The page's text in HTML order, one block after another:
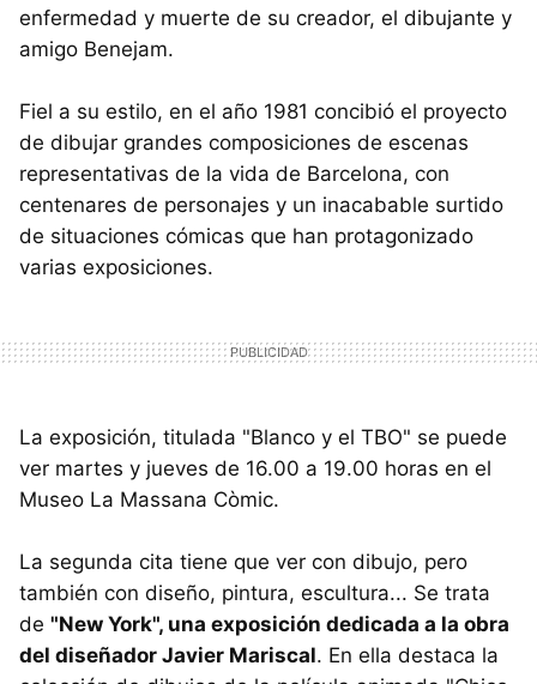
enfermedad y muerte de su creador, el dibujante y
amigo Benejam.
Fiel a su estilo, en el año 1981 concibió el proyecto
de dibujar grandes composiciones de escenas
representativas de la vida de Barcelona, con
centenares de personajes y un inacabable surtido
de situaciones cómicas que han protagonizado
varias exposiciones.
La exposición, titulada "Blanco y el TBO" se puede
ver martes y jueves de 16.00 a 19.00 horas en el
Museo La Massana Còmic.
La segunda cita tiene que ver con dibujo, pero
también con diseño, pintura, escultura... Se trata
de "New York", una exposición dedicada a la obra
del diseñador Javier Mariscal. En ella destaca la